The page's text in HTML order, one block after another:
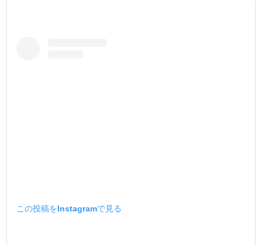
この投稿をInstagramで見る